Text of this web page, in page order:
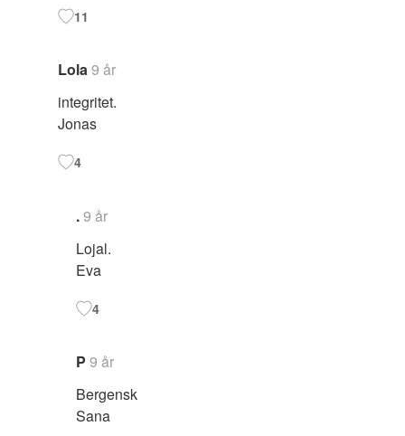
11
Lola9 år
integritet.
Jonas
4
.9 år
Lojal.
Eva
4
P 9 år
Bergensk
Sana